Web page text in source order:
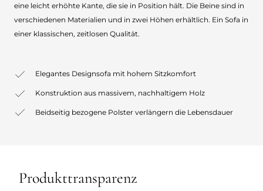
eine leicht erhöhte Kante, die sie in Position hält. Die Beine sind in
verschiedenen Materialien und in zwei Höhen erhältlich. Ein Sofa in
einer klassischen, zeitlosen Qualität.
Elegantes Designsofa mit hohem Sitzkomfort
Konstruktion aus massivem, nachhaltigem Holz
Beidseitig bezogene Polster verlängern die Lebensdauer
Produkttransparenz